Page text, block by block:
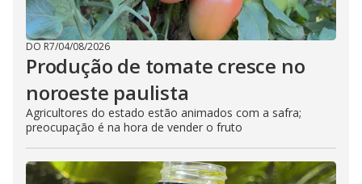
DO R7/04/08/2026
Produção de tomate cresce no
noroeste paulista
Agricultores do estado estão animados com a safra;
preocupação é na hora de vender o fruto